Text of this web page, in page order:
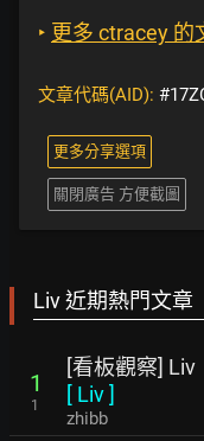
‣ 更多 ctracey 的
文章代碼(AID):
更多分享選項
關閉廣告 方便截圖
Liv 近期熱門文章
1
1
[看板觀察] Liv
[ Liv]
zhibb